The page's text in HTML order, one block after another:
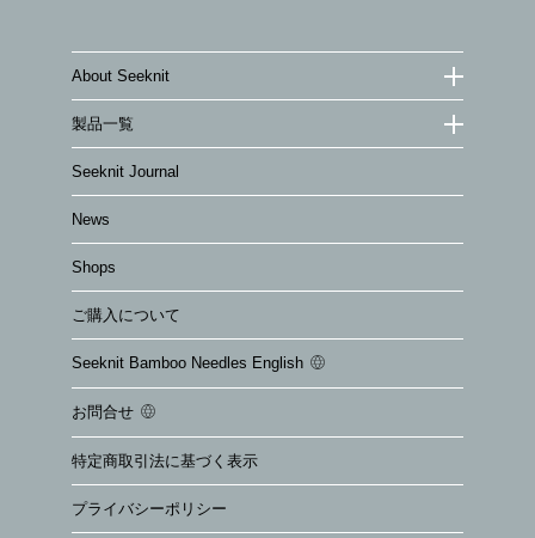
About Seeknit
製品一覧
Seeknit Journal
News
Shops
ご購入について
Seeknit Bamboo Needles English
お問合せ
特定商取引法に基づく表示
プライバシーポリシー